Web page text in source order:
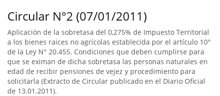
Circular N°2 (07/01/2011)
Aplicación de la sobretasa del 0,275% de Impuesto Territorial
a los bienes raices no agrícolas establecida por el artículo 10°
de la Ley N° 20.455. Condiciones que deben cumplirse para
que se eximan de dicha sobretasa las personas naturales en
edad de recibir pensiones de vejez y procedimiento para
solicitarla (Extracto de Circular publicado en el Diario Oficial
de 13.01.2011).